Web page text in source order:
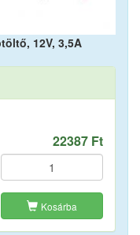
12V, 3,5A
22387 Ft
Kosárba